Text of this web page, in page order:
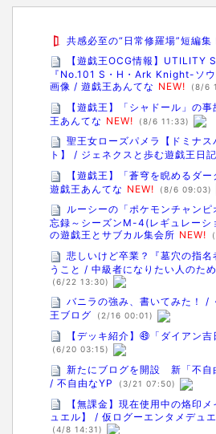
共感必至の“日常修羅場”短編集
【遊戯王OCG情報】UTILITY
『No.101 S・H・Ark Knight-ソ
画像 / 遊戯王あんてな NEW! (8/6
【遊戯王】「シャドール」の
王あんてな NEW! (8/6 11:33)
聖王女ローズパメラ【ドミナス
ト】 / ジェネクスと歩む遊戯王日記
【遊戯王】「蒼穹を睨めるダ
遊戯王あんてな NEW! (8/6 09:03)
ルーシーの「ポケモンチャン
忘録～シーズンM-4(レギュレー
の遊戯王とサブカル集会所 NEW!
悲しいけど卒業？『墓穴の指
うこと / 中級者になりたい人のた
(6/22 13:30)
バニラの強み、書いてみた！ /
王ブログ
(2/16 00:01)
【デッキ紹介】㊾「ダイアン
(6/20 03:15)
新たにブログを開設 新「不自
/ 不自由なYP
(3/21 07:50)
【無課金】現在使用中の烙印
ュエル】 / 仮ログーエンタメデュ
(4/8 14:31)